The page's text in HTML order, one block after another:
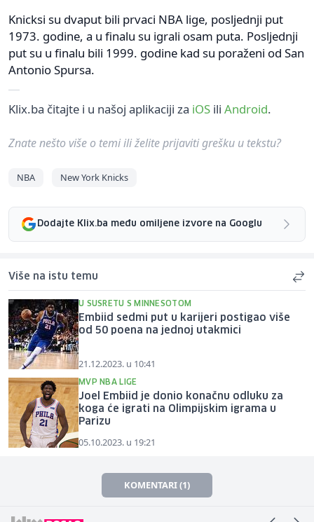
Knicksi su dvaput bili prvaci NBA lige, posljednji put
1973. godine, a u finalu su igrali osam puta. Posljednji
put su u finalu bili 1999. godine kad su poraženi od San
Antonio Spursa.
Klix.ba čitajte i u našoj aplikaciji za iOS ili Android.
Znate nešto više o temi ili želite prijaviti grešku u tekstu?
NBA New York Knicks
Dodajte Klix.ba među omiljene izvore na Googlu
Više na istu temu
U SUSRETU S MINNESOTOM
Embiid sedmi put u karijeri postigao više
od 50 poena na jednoj utakmici
21.12.2023. u 10:41
MVP NBA LIGE
Joel Embiid je donio konačnu odluku za
koga će igrati na Olimpijskim igrama u
Parizu
05.10.2023. u 19:21
KOMENTARI (1)